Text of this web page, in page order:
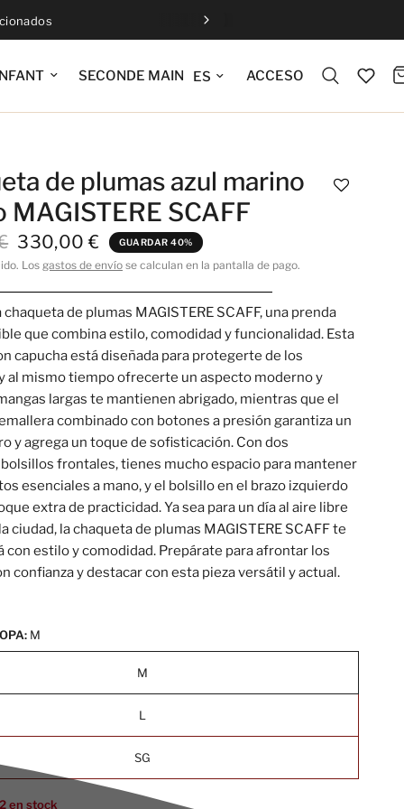
SECONDE MAIN Actualizar idioma
ACCESO
de plumas azul marino
MAGISTERE SCAFF
330,00 € GUARDAR 40%
Los gastos de envío se calculan en la pantalla de pago.
de plumas MAGISTERE SCAFF, una prenda
que combina estilo, comodidad y funcionalidad. Esta
capucha está diseñada para protegerte de los
al mismo tiempo ofrecerte un aspecto moderno y
largas te mantienen abrigado, mientras que el
combinado con botones a presión garantiza un
y agrega un toque de sofisticación. Con dos
frontales, tienes mucho espacio para mantener
esenciales a mano, y el bolsillo en el brazo izquierdo
extra de practicidad. Ya sea para un día al aire libre
ciudad, la chaqueta de plumas MAGISTERE SCAFF te
con estilo y comodidad. Prepárate para afrontar los
confianza y destacar con esta pieza versátil y actual.
M
M
L
SG
en stock